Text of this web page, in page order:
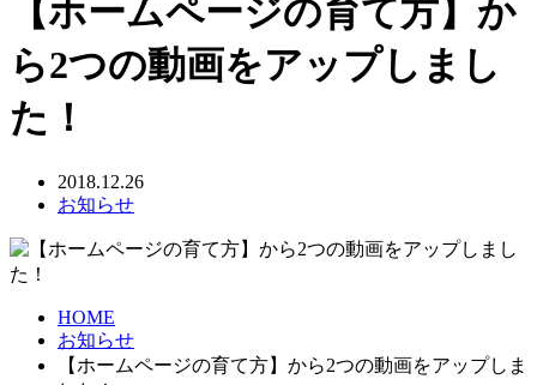
【ホームページの育て方】か
ら2つの動画をアップしまし
た！
2018.12.26
お知らせ
HOME
お知らせ
【ホームページの育て方】から2つの動画をアップしま